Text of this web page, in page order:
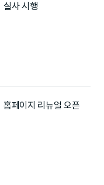
실사 시행
홈페이지 리뉴얼 오픈